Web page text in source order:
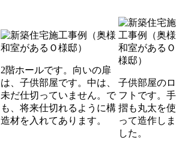
2階ホールです。向いの扉
は、子供部屋です。中は、
未だ仕切っていません。で
も、将来仕切れるように構
造材を入れてあります。
子供部屋のロ
フトです。手
摺も丸太を使
って造作しま
した。